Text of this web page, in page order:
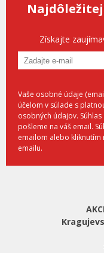
Získajte
Vaše osobné údaje
účelom v súlade s
osobných údajov.
pošleme na váš email.
emailom alebo
emailu.